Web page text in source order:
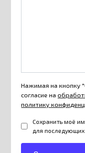
Нажимая на кнопку
согласие на
политику
Сохранить моё
для